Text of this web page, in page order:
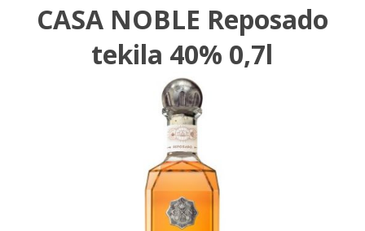
CASA NOBLE Reposado
tekila 40% 0,7l